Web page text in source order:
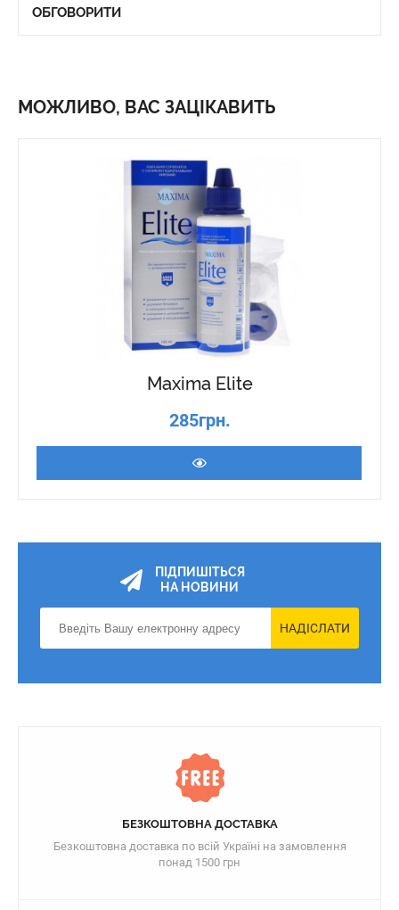
ОБГОВОРИТИ
МОЖЛИВО, ВАС ЗАЦІКАВИТЬ
Maxima Elite
285грн.
ПІДПИШІТЬСЯ
НА НОВИНИ
НАДІСЛАТИ
БЕЗКОШТОВНА ДОСТАВКА
Безкоштовна доставка по всій Україні на замовлення
понад 1500 грн